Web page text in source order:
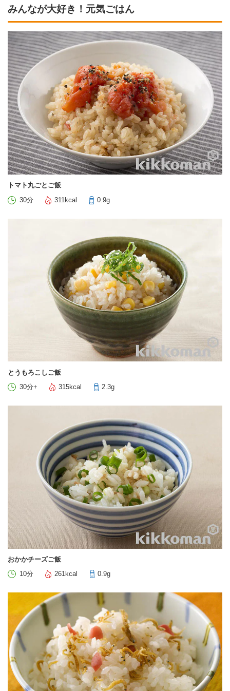
みんなが大好き！元気ごはん
トマト丸ごとご飯
30分
311kcal 0.9g
とうもろこしご飯
30分+
315kcal 2.3g
おかかチーズご飯
10分
261kcal 0.9g